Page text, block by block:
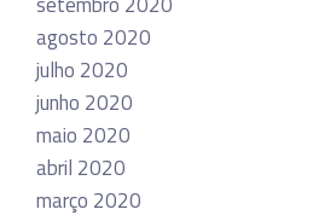
agosto 2020
julho 2020
junho 2020
maio 2020
abril 2020
março 2020